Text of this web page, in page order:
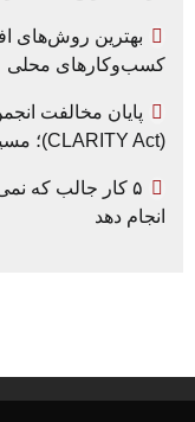
بهترین روش‌های
کسب‌وکارهای محلی
پایان مخالفت
(CLARITY Act)؛ مسیر قانونی کریپتو هموارتر شد
۵ کار جالب که
انجام دهد